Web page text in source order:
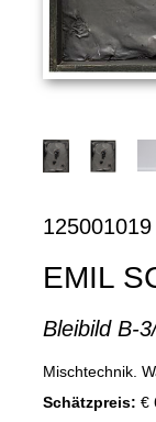
125001019
EMIL
Bleibild B-
Mischtechnik.
Schätzpreis: €